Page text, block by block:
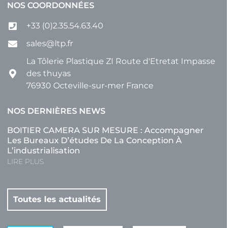
NOS COORDONNÉES
+33 (0)2.35.54.63.40
sales@ltp.fr
La Tôlerie Plastique ZI Route d'Etretat Impasse
des thuyas
76930 Octeville-sur-mer France
NOS DERNIÈRES NEWS
BOITIER CAMERA SUR MESURE : Accompagner
Les Bureaux D’études De La Conception À
L’industrialisation
LIRE PLUS
Toutes les actualités